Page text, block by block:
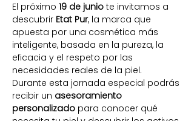
El próximo 19 de junio te invitamos a
descubrir Etat Pur, la marca que
apuesta por una cosmética más
inteligente, basada en la pureza, la
eficacia y el respeto por las
necesidades reales de la piel.
Durante esta jornada especial podrás
recibir un asesoramiento
personalizado para conocer qué